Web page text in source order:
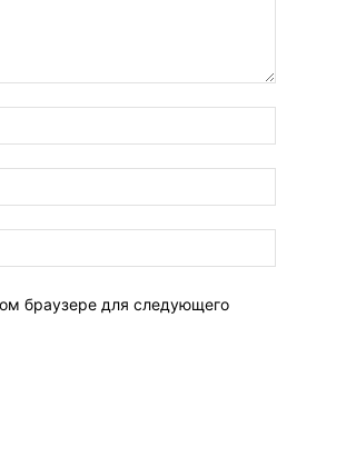
браузере для следующего